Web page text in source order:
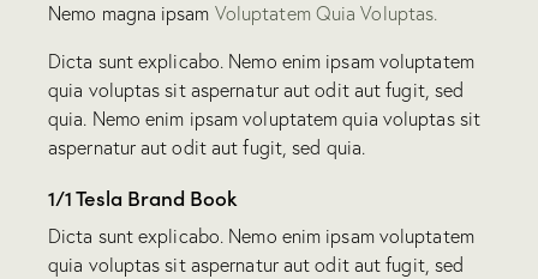
Nemo magna ipsam Voluptatem Quia Voluptas.
Dicta sunt explicabo. Nemo enim ipsam voluptatem
quia voluptas sit aspernatur aut odit aut fugit, sed
quia. Nemo enim ipsam voluptatem quia voluptas sit
aspernatur aut odit aut fugit, sed quia.
1/1 Tesla Brand Book
Dicta sunt explicabo. Nemo enim ipsam voluptatem
quia voluptas sit aspernatur aut odit aut fugit, sed